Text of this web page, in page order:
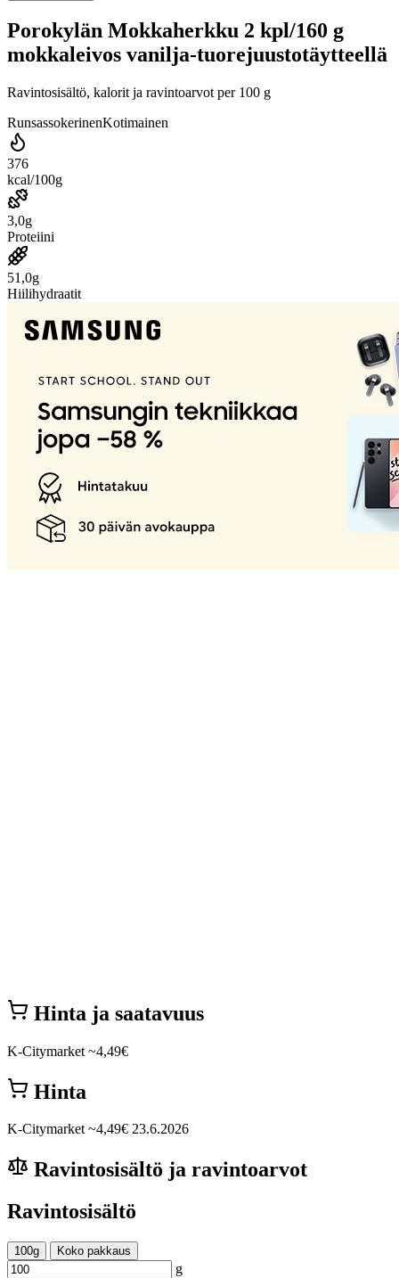
Porokylän Mokkaherkku 2 kpl/160 g
mokkaleivos vanilja-tuorejuustotäytteellä
Ravintosisältö, kalorit ja ravintoarvot per 100 g
RunsassokerinenKotimainen
376
kcal/100g
3,0g
Proteiini
51,0g
Hiilihydraatit
Hinta ja saatavuus
K-Citymarket ~4,49€
Hinta
K-Citymarket ~4,49€ 23.6.2026
Ravintosisältö ja ravintoarvot
Ravintosisältö
100g Koko pakkaus
g